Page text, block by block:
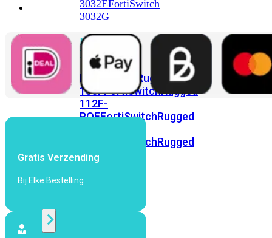
3032EFortiSwitch
3032G
FortiSwitch
Ruggedized
FortiSwitchRugged
108FFortiSwitchRugged
112F-
POEFortiSwitchRugged
FortiSwitchRugged
424F-
Gratis Verzending
Bij Elke Bestelling